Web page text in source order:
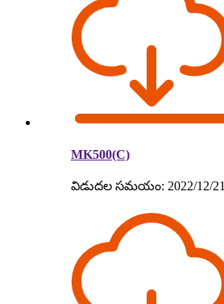
MK500(C)
విడుదల సమయం: 2022/12/21